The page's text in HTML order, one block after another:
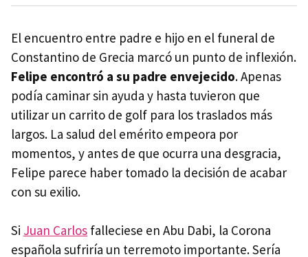
El encuentro entre padre e hijo en el funeral de
Constantino de Grecia marcó un punto de inflexión.
Felipe encontró a su padre envejecido. Apenas
podía caminar sin ayuda y hasta tuvieron que
utilizar un carrito de golf para los traslados más
largos. La salud del emérito empeora por
momentos, y antes de que ocurra una desgracia,
Felipe parece haber tomado la decisión de acabar
con su exilio.
Si Juan Carlos falleciese en Abu Dabi, la Corona
española sufriría un terremoto importante. Sería